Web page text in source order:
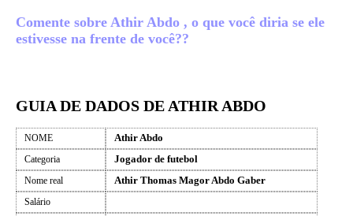
Comente sobre Athir Abdo , o que você diria se ele
estivesse na frente de você??
GUIA DE DADOS DE ATHIR ABDO
NOME Athir Abdo
Categoria Jogador de futebol
Nome real Athir Thomas Magor Abdo Gaber
Salário